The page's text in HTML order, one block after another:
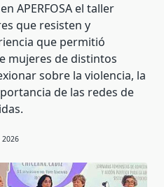
APERFOSA el taller
que resisten y
que permitió
mujeres de distintos
sobre la violencia, la
de las redes de
2026